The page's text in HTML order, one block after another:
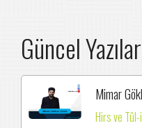
Güncel Yazılar
Mimar
Hirs ve Tûl-